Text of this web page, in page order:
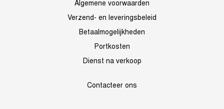
Algemene voorwaarden
Verzend- en leveringsbeleid
Betaalmogelijkheden
Portkosten
Dienst na verkoop
Contacteer ons